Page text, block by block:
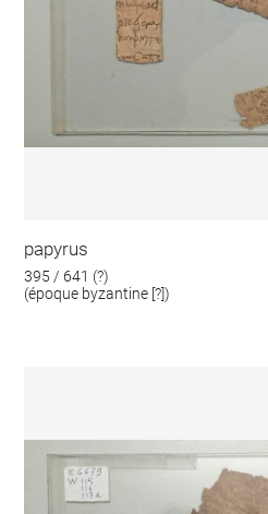
papyrus
395 / 641 (?)
(époque byzantine [?])